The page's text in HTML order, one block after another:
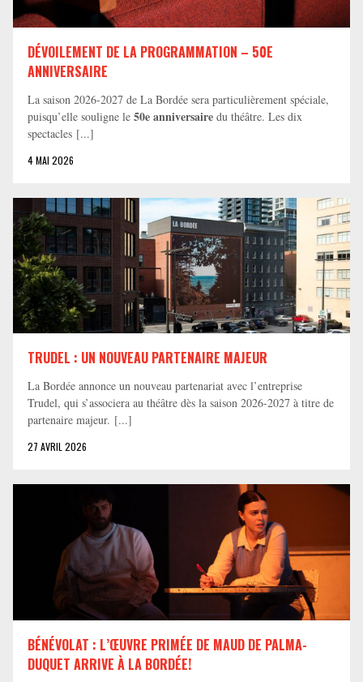
DÉVOILEMENT DE LA PROGRAMMATION – 50E
ANNIVERSAIRE
La saison 2026-2027 de La Bordée sera particulièrement spéciale,
puisqu’elle souligne le 50e anniversaire du théâtre. Les dix
spectacles [...]
4 MAI 2026
TRUDEL : UN NOUVEAU PARTENAIRE MAJEUR
La Bordée annonce un nouveau partenariat avec l’entreprise
Trudel, qui s’associera au théâtre dès la saison 2026-2027 à titre de
partenaire majeur. [...]
27 AVRIL 2026
BÉNÉVOLAT : L’ŒUVRE PRIMÉE DE MAUD DE PALMA-
DUQUET ARRIVE À LA BORDÉE!